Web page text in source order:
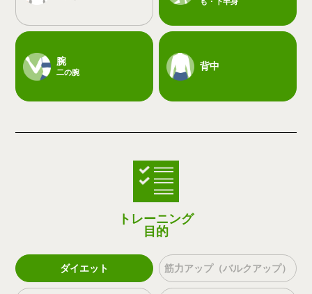
腕
二の腕
背中
トレーニング
目的
ダイエット 筋力アップ（バルクアップ）